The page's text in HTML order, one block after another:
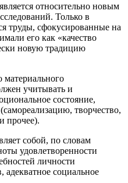
относительно новым
Только в
труды, сфокусированные на
его как «качество
новую традицию
учитывать и
состояние,
творчество,
прочее).
собой, по словам
удовлетворенности
личности
социальное